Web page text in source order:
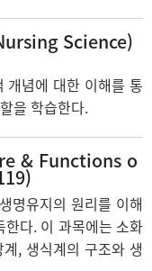
Science)
개념에 대한 이해를 통
을 학습한다.
& Functions o
명유지의 원리를 이해
다. 이 과목에는 소화
, 생식계의 구조와 생